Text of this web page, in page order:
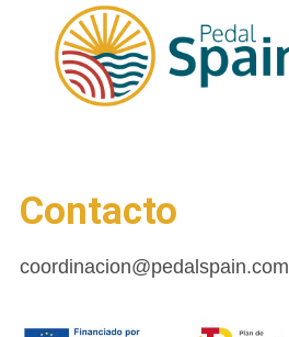
Contacto
coordinacion@pedalspain.com